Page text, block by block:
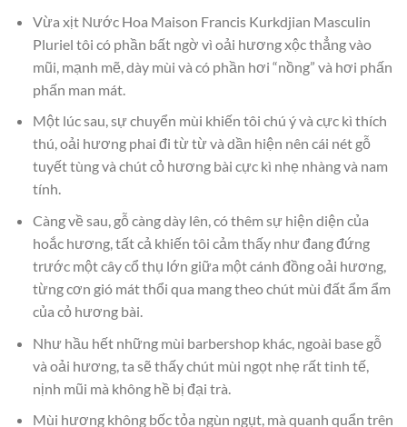
Vừa xịt Nước Hoa Maison Francis Kurkdjian Masculin
Pluriel tôi có phần bất ngờ vì oải hương xộc thẳng vào
mũi, mạnh mẽ, dày mùi và có phần hơi “nồng” và hơi phấn
phấn man mát.
Một lúc sau, sự chuyển mùi khiến tôi chú ý và cực kì thích
thú, oải hương phai đi từ từ và dần hiện nên cái nét gỗ
tuyết tùng và chút cỏ hương bài cực kì nhẹ nhàng và nam
tính.
Càng về sau, gỗ càng dày lên, có thêm sự hiện diện của
hoắc hương, tất cả khiến tôi cảm thấy như đang đứng
trước một cây cổ thụ lớn giữa một cánh đồng oải hương,
từng cơn gió mát thổi qua mang theo chút mùi đất ẩm ẩm
của cỏ hương bài.
Như hầu hết những mùi barbershop khác, ngoài base gỗ
và oải hương, ta sẽ thấy chút mùi ngọt nhẹ rất tinh tế,
nịnh mũi mà không hề bị đại trà.
Mùi hương không bốc tỏa ngùn ngụt, mà quanh quẩn trên